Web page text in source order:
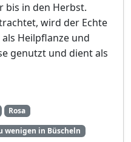
bis in den Herbst.
wird der Echte
Heilpflanze und
genutzt und dient als
Rosa
wenigen in Büscheln